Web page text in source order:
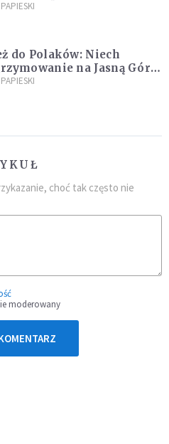
Południowej
do Polaków: Niech
na Jasną Górę
wiarę i nadzieję
choć tak często nie
moderowany